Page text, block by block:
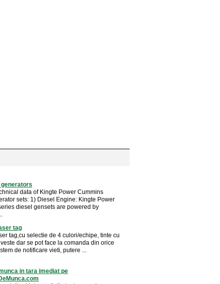
data of Kingte Power Cummins
sets: 1) Diesel Engine: Kingte Power
diesel gensets are powered by
tag
tag,cu selectie de 4 culori/echipe, tinte cu
dar se pot face la comanda din orice
de notificare vieti, putere ...
in tara imediat pe